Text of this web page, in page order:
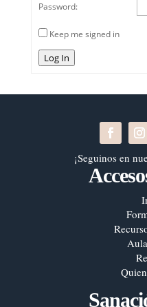
Password:
Keep me signed in
Log In
¡Seguinos en